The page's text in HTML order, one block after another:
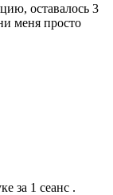
оставалось 3
меня просто
за 1 сеанс .